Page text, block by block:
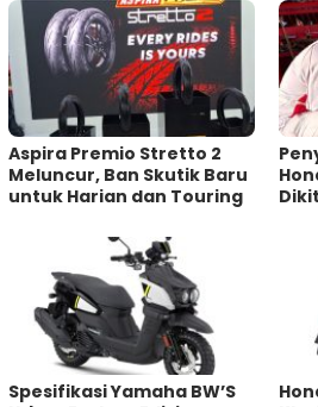
Aspira Premio Stretto 2
Meluncur, Ban Skutik Baru
untuk Harian dan Touring
Spesifikasi Yamaha BW’S